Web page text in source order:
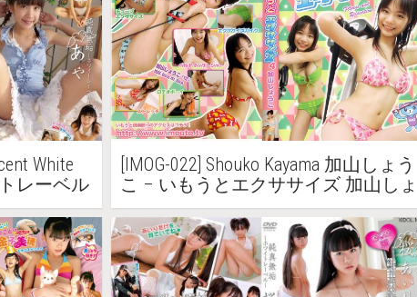
White
レーベル
[IMOG-022] Shouko Kayama 加山しょう
こ – いもうとエクササイズ 加山しょ
うこ 13歳